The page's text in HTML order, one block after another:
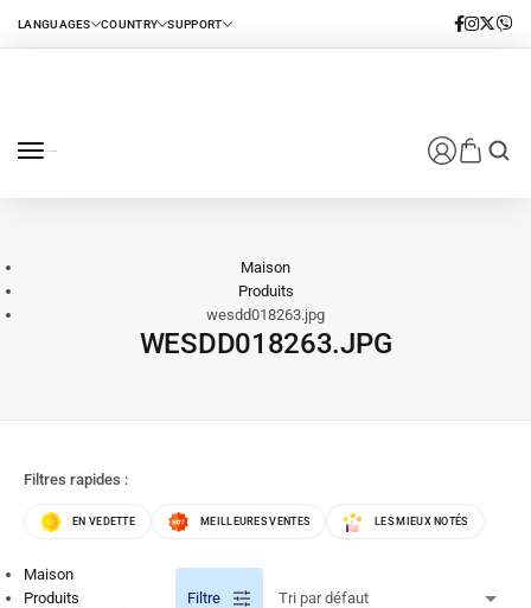
Maison
Produits
wesdd018263.jpg
WESDD018263.JPG
Filtres rapides :
EN VEDETTE MEILLEURES VENTES LES MIEUX NOTÉS
Maison
Produits
Filtre